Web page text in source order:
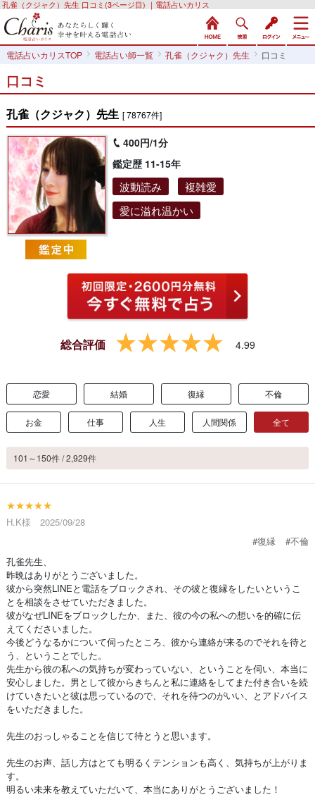
孔雀（クジャク）先生 口コミ(3ページ目) ｜電話占いカリス
電話占いカリスTOP 電話占い師一覧 孔雀（クジャク）先生 口コミ
口コミ
孔雀（クジャク）先生 [ 78767件]
400円/1分
鑑定歴 11-15年
波動読み
複雑愛
愛に溢れ温かい
総合評価 4.99
恋愛 結婚 復縁 不倫
お金 仕事 人生 人間関係 全て
101～150件 / 2,929件
★★★★★
H.K様 2025/09/28
#復縁
#不倫
孔雀先生、
昨晩はありがとうございました。
彼から突然LINEと電話をブロックされ、その彼と復縁をしたいというこ
とを相談をさせていただきました。
彼がなぜLINEをブロックしたか、また、彼の今の私への想いを的確に伝
えてくださいました。
今後どうなるかについて伺ったところ、彼から連絡が来るのでそれを待と
う、ということでした。
先生から彼の私への気持ちが変わっていない、ということを伺い、本当に
安心しました。男として彼からきちんと私に連絡をしてまた付き合いを続
けていきたいと彼は思っているので、それを待つのがいい、とアドバイス
をいただきました。
先生のおっしゃることを信じて待とうと思います。
先生のお声、話し方はとても明るくテンションも高く、気持ちが上がりま
す。
明るい未来を教えていただいて、本当にありがとうございました！